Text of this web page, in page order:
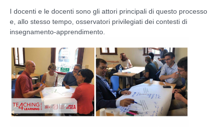
I docenti e le docenti sono gli attori principali di questo processo
e, allo stesso tempo, osservatori privilegiati dei contesti di
insegnamento-apprendimento.